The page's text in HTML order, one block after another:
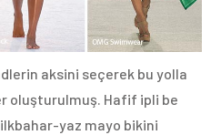
aksini seçerek bu yolla
oluşturulmuş. Hafif ipli be
yaz mayo bikini